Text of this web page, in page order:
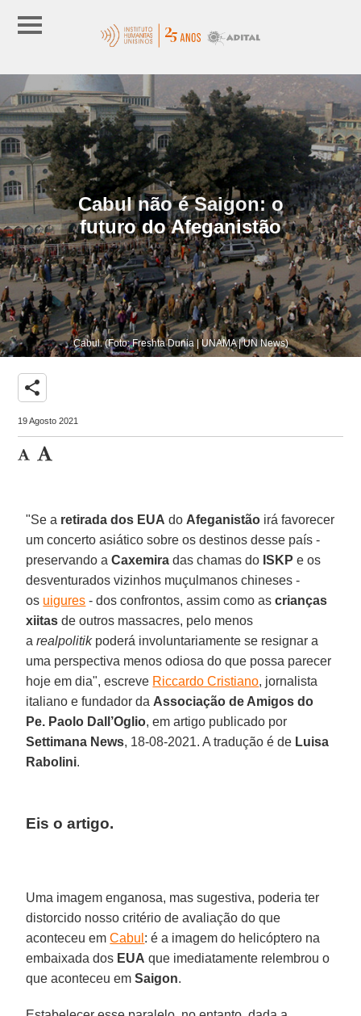
Cabul não é Saigon: o
futuro do Afeganistão
Cabul. (Foto: Freshta Dunia | UNAMA | UN News)
share
19 Agosto 2021
"Se a retirada dos EUA do Afeganistão irá favorecer
um concerto asiático sobre os destinos desse país -
preservando aCaxemira das chamas do ISKP e os
desventurados vizinhos muçulmanos chineses -
os uigures - dos confrontos, assim como ascrianças
xiitas de outros massacres, pelo menos
arealpolitikpoderá involuntariamente se resignar a
uma perspectiva menos odiosa do que possa parecer
hoje em dia", escreve Riccardo Cristiano, jornalista
italiano e fundador da Associação de Amigos do
Pe. Paolo Dall’Oglio, em artigo publicado por
Settimana News, 18-08-2021. A tradução é de Luisa
Rabolini.
Eis o artigo.
Uma imagem enganosa, mas sugestiva, poderia ter
distorcido nosso critério de avaliação do que
aconteceu emCabul : é a imagem do helicóptero na
embaixada dos EUA que imediatamente relembrou o
que aconteceu emSaigon.